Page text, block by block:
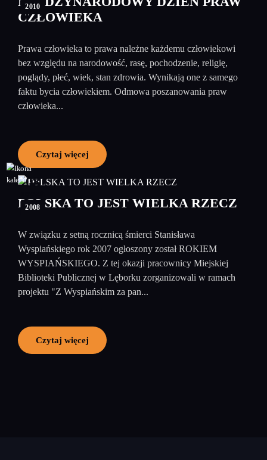
2010
CZŁOWIEKA
Prawa człowieka to prawa należne każdemu człowiekowi
bez względu na narodowość, rasę, pochodzenie, religię,
poglądy, płeć, wiek, stan zdrowia. Wynikają one z samego
faktu bycia człowiekiem. Odmowa poszanowania praw
człowieka...
Czytaj więcej
08
2008
POLSKA TO JEST WIELKA RZECZ
W związku z setną rocznicą śmierci Stanisława
Wyspiańskiego rok 2007 ogłoszony został ROKIEM
WYSPIAŃSKIEGO. Z tej okazji pracownicy Miejskiej
Biblioteki Publicznej w Lęborku zorganizowali w ramach
projektu "Z Wyspiańskim za pan...
Czytaj więcej